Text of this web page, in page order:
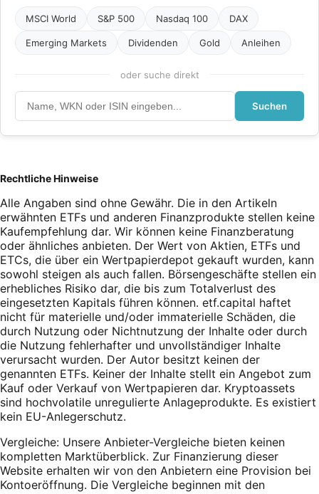
MSCI World S&P 500 Nasdaq 100 DAX
Emerging Markets Dividenden Gold Anleihen
oder suche direkt
Suchen
Rechtliche Hinweise
Alle Angaben sind ohne Gewähr. Die in den Artikeln
erwähnten ETFs und anderen Finanzprodukte stellen keine
Kaufempfehlung dar. Wir können keine Finanzberatung
oder ähnliches anbieten. Der Wert von Aktien, ETFs und
ETCs, die über ein Wertpapierdepot gekauft wurden, kann
sowohl steigen als auch fallen. Börsengeschäfte stellen ein
erhebliches Risiko dar, die bis zum Totalverlust des
eingesetzten Kapitals führen können. etf.capital haftet
nicht für materielle und/oder immaterielle Schäden, die
durch Nutzung oder Nichtnutzung der Inhalte oder durch
die Nutzung fehlerhafter und unvollständiger Inhalte
verursacht wurden. Der Autor besitzt keinen der
genannten ETFs. Keiner der Inhalte stellt ein Angebot zum
Kauf oder Verkauf von Wertpapieren dar. Kryptoassets
sind hochvolatile unregulierte Anlageprodukte. Es existiert
kein EU-Anlegerschutz.
Vergleiche: Unsere Anbieter-Vergleiche bieten keinen
kompletten Marktüberblick. Zur Finanzierung dieser
Website erhalten wir von den Anbietern eine Provision bei
Kontoeröffnung. Die Vergleiche beginnen mit den